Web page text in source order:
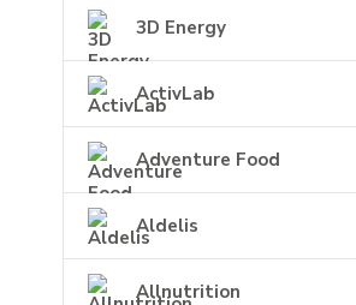
3D Energy
ActivLab
Adventure Food
Aldelis
Allnutrition